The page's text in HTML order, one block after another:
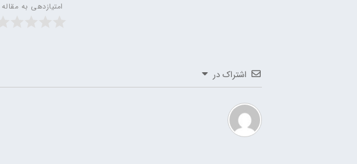
امتیازدهی به مقاله
اشتراک در